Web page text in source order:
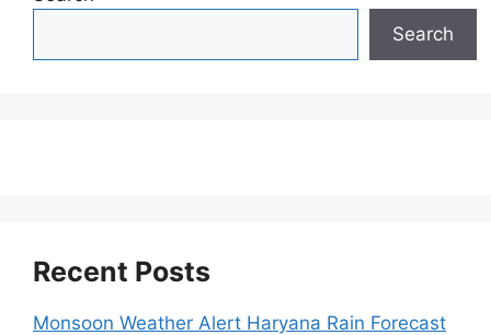
Search
Recent Posts
Monsoon Weather Alert Haryana Rain Forecast